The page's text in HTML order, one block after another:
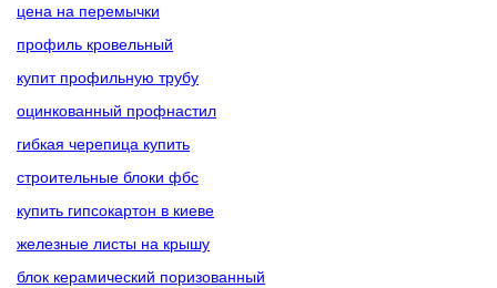
цена на перемычки
профиль кровельный
купит профильную трубу
оцинкованный профнастил
гибкая черепица купить
строительные блоки фбс
купить гипсокартон в киеве
железные листы на крышу
блок керамический поризованный